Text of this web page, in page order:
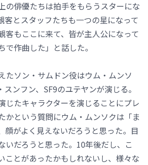
の俳優たちは拍手をもらうスターにな
客とスタッフたちも一つの星になって
客もここに来て、皆が主人公になって
で作曲した」と話した。
たソン・サムドン役はウム・ムンソ
スンフン、SF9のユテヤンが演じる。
じたキャラクターを演じることにプレ
かという質問にウム・ムンソクは「ま
顔がよく見えないだろうと思った。目
いだろうと思った。10年後だし、こ
ことがあったかもしれないし、様々な